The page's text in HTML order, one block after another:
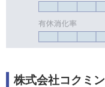
株式会社コクミン